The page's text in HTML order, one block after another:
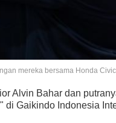
mereka bersama Honda Civic
Alvin Bahar dan
Gaikindo Indonesia